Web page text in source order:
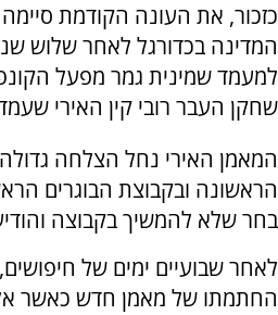
כזכור, את העונה הקודמת
המדינה בכדורגל לאחר שלוש
למעמד שמינית גמר מפעל
שחקן העבר רובי קין האירי
המאמן האירי נחל הצלחה
הראשונה ובקבוצת הבוגרים
בחר שלא להמשיך בקבוצה
לאחר שבועיים ימים של
החתמתו של מאמן חדש כאשר